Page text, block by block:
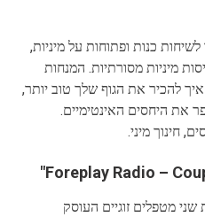
כנות ופתוחות על מיניות,
מיניות מסורתיות. המנחות
איך להכיר את הגוף שלך טוב יותר,
את היחסים האינטימיים.
חינוך מיני.
מטפלים זוגיים העוסק